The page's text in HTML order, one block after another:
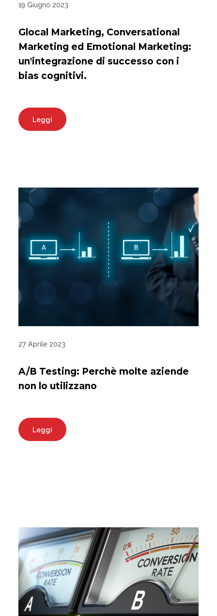
19 Giugno 2023
Glocal Marketing, Conversational
Marketing ed Emotional Marketing:
un'integrazione di successo con i
bias cognitivi.
Leggi
27 Aprile 2023
A/B Testing: Perchè molte aziende
non lo utilizzano
Leggi